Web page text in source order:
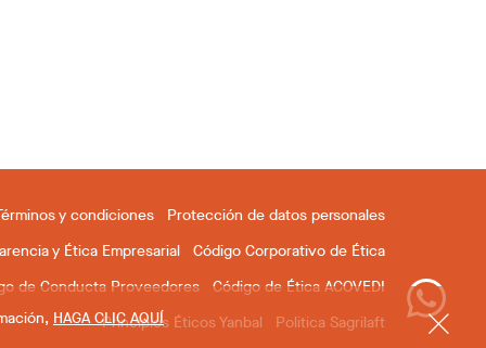
y condiciones
Protección de datos personales
y Ética Empresarial
Código Corporativo de Ética
de Conducta Proveedores
Código de Ética ACOVEDI
Principios Éticos Yanbal
Politica Sagrilaft
HAGA CLIC AQUÍ